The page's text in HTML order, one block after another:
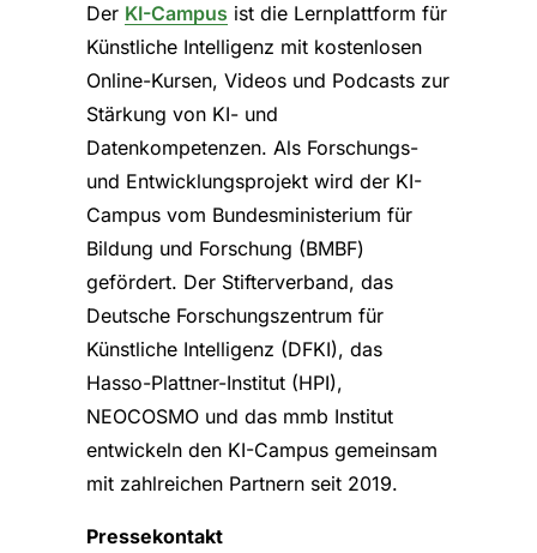
Der KI-Campus ist die Lernplattform für
Künstliche Intelligenz mit kostenlosen
Online-Kursen, Videos und Podcasts zur
Stärkung von KI- und
Datenkompetenzen. Als Forschungs-
und Entwicklungsprojekt wird der KI-
Campus vom Bundesministerium für
Bildung und Forschung (BMBF)
gefördert. Der Stifterverband, das
Deutsche Forschungszentrum für
Künstliche Intelligenz (DFKI), das
Hasso-Plattner-Institut (HPI),
NEOCOSMO und das mmb Institut
entwickeln den KI-Campus gemeinsam
mit zahlreichen Partnern seit 2019.
Pressekontakt